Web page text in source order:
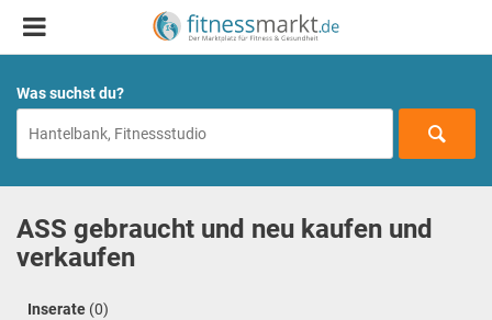
Was suchst du?
ASS gebraucht und neu kaufen und
verkaufen
Inserate (0)